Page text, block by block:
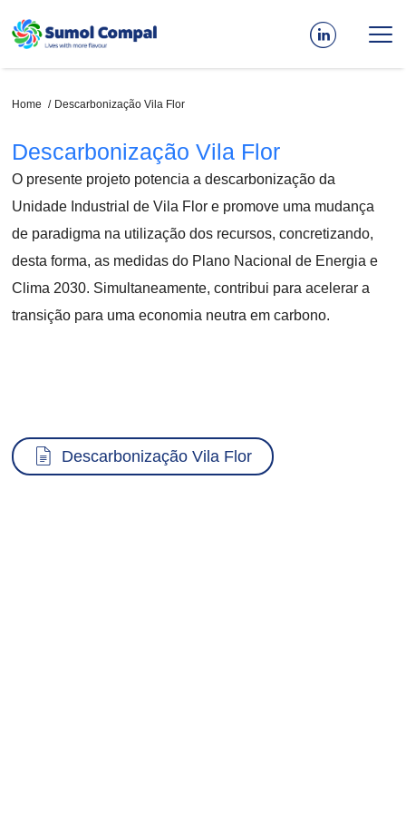
Breadcrumb
Home Descarbonização Vila Flor
Descarbonização Vila Flor
O presente projeto potencia a descarbonização da
Unidade Industrial de Vila Flor e promove uma mudança
de paradigma na utilização dos recursos, concretizando,
desta forma, as medidas do Plano Nacional de Energia e
Clima 2030. Simultaneamente, contribui para acelerar a
transição para uma economia neutra em carbono.
DocumentoDescarbonização Vila Flor